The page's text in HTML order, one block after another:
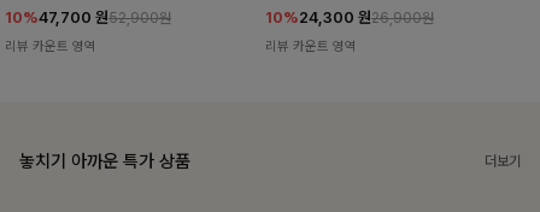
10%47,700 원52,900원
리뷰 카운트 영역
10%24,300 원26,900원
리뷰 카운트 영역
놓치기 아까운 특가 상품 더보기